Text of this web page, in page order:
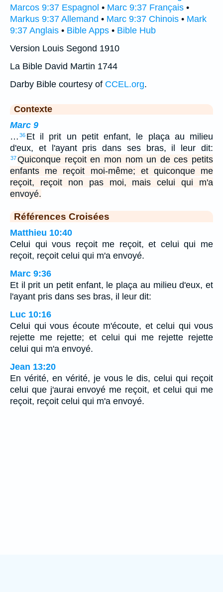
Marcos 9:37 Espagnol • Marc 9:37 Français •
Markus 9:37 Allemand • Marc 9:37 Chinois • Mark
9:37 Anglais • Bible Apps • Bible Hub
Version Louis Segond 1910
La Bible David Martin 1744
Darby Bible courtesy of CCEL.org.
Contexte
Marc 9
… 36 Et il prit un petit enfant, le plaça au milieu
d'eux, et l'ayant pris dans ses bras, il leur dit:
37Quiconque reçoit en mon nom un de ces petits
enfants me reçoit moi-même; et quiconque me
reçoit, reçoit non pas moi, mais celui qui m'a
envoyé.
Références Croisées
Matthieu 10:40
Celui qui vous reçoit me reçoit, et celui qui me
reçoit, reçoit celui qui m'a envoyé.
Marc 9:36
Et il prit un petit enfant, le plaça au milieu d'eux, et
l'ayant pris dans ses bras, il leur dit:
Luc 10:16
Celui qui vous écoute m'écoute, et celui qui vous
rejette me rejette; et celui qui me rejette rejette
celui qui m'a envoyé.
Jean 13:20
En vérité, en vérité, je vous le dis, celui qui reçoit
celui que j'aurai envoyé me reçoit, et celui qui me
reçoit, reçoit celui qui m'a envoyé.